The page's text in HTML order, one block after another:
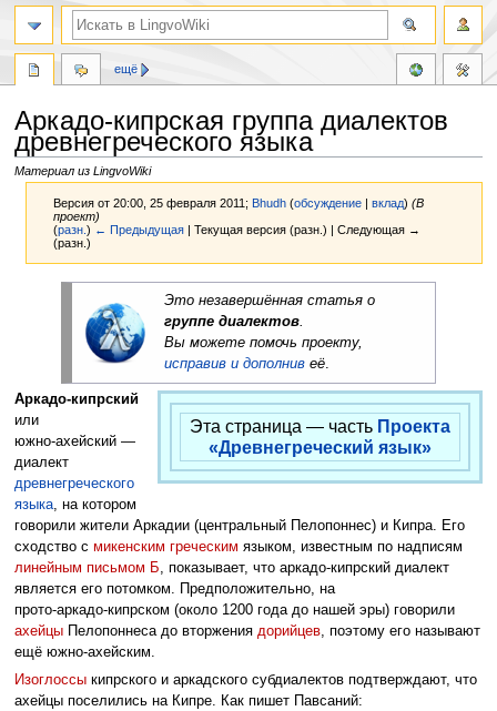
Аркадо-кипрская группа диалектов
древнегреческого языка
Материал из LingvoWiki
Версия от 20:00, 25 февраля 2011;Bhudh (обсуждение |вклад) (В
проект)
(разн.) ← Предыдущая | Текущая версия (разн.) | Следующая →
(разн.)
Это незавершённая статья о
группе диалектов.
Вы можете помочь проекту,
исправив и дополнив её.
Эта страница — часть Проекта
«Древнегреческий язык»
Аркадо‑кипрский
или
южно‑ахейский —
диалект
древнегреческого
языка, на котором
говорили жители Аркадии (центральный Пелопоннес) и Кипра. Его
сходство с микенским греческим языком, известным по надписям
линейным письмом Б, показывает, что аркадо‑кипрский диалект
является его потомком. Предположительно, на
прото‑аркадо‑кипрском (около 1200 года до нашей эры) говорили
ахейцыПелопоннеса до вторжения дорийцев, поэтому его называют
ещё южно‑ахейским.
Изоглоссыкипрского и аркадского субдиалектов подтверждают, что
ахейцы поселились на Кипре. Как пишет Павсаний:
ещё